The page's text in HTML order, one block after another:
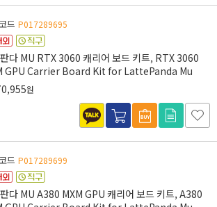
드 P017289695
다 MU RTX 3060 캐리어 보드 키트, RTX 3060
GPU Carrier Board Kit for LattePanda Mu
원
드 P017289699
다 MU A380 MXM GPU 캐리어 보드 키트, A380